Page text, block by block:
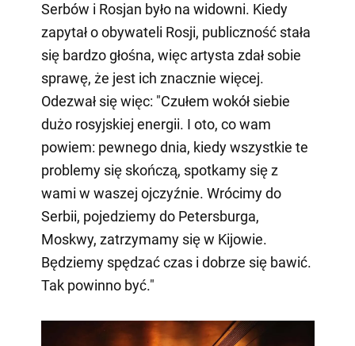
Serbów i Rosjan było na widowni. Kiedy
zapytał o obywateli Rosji, publiczność stała
się bardzo głośna, więc artysta zdał sobie
sprawę, że jest ich znacznie więcej.
Odezwał się więc: "Czułem wokół siebie
dużo rosyjskiej energii. I oto, co wam
powiem: pewnego dnia, kiedy wszystkie te
problemy się skończą, spotkamy się z
wami w waszej ojczyźnie. Wrócimy do
Serbii, pojedziemy do Petersburga,
Moskwy, zatrzymamy się w Kijowie.
Będziemy spędzać czas i dobrze się bawić.
Tak powinno być."